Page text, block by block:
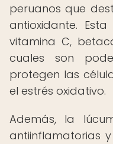
peruanos que
antioxidante.
vitamina C,
cuales son
protegen las
el estrés oxidativo.
Además, la
antiinflamatorias